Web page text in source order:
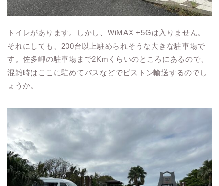
トイレがあります。しかし、WiMAX +5Gは入りません。
それにしても、200台以上駐められそうな大きな駐車場で
す。佐多岬の駐車場まで2Kmくらいのところにあるので、
混雑時はここに駐めてバスなどでピストン輸送するのでし
ょうか。